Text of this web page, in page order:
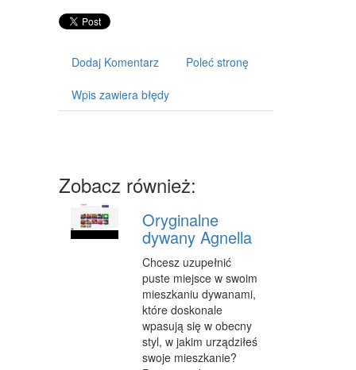
ART. SPOŻYWCZE
MASZYNY
NARZĘDZIA
PRZEMYSŁ METALOWY
TRANSPORT
TRANSPORT
Dodaj Komentarz Poleć stronę
Wpis zawiera błędy
Zobacz również:
Oryginalne
dywany Agnella
Chcesz uzupełnić
puste miejsce w swoim
mieszkaniu dywanami,
które doskonale
wpasują się w obecny
styl, w jakim urządziłeś
swoje mieszkanie?